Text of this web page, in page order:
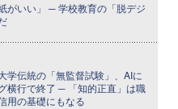
がいい」 ─ 学校教育の「脱デジ
学伝統の「無監督試験」、AIに
横行で終了 ─ 「知的正直」は職
用の基礎にもなる